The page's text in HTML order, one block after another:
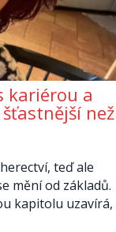
kariérou a
než
teď ale
mění od základů.
kapitolu uzavírá,